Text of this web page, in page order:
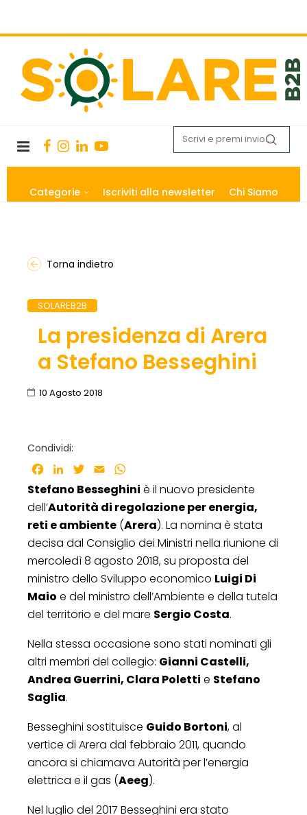
Categorie Iscriviti alla newsletter Chi Siamo
Torna indietro
SOLAREB2B
La presidenza di Arera
a Stefano Besseghini
10 Agosto 2018
Condividi:
Facebook
LinkedInTwitter
Email
Stefano Besseghini è il nuovo presidente
dell’Autorità di regolazione per energia,
reti e ambiente (Arera). La nomina è stata
decisa dal Consiglio dei Ministri nella riunione di
mercoledì 8 agosto 2018, su proposta del
ministro dello Sviluppo economico Luigi Di
Maio e del ministro dell’Ambiente e della tutela
del territorio e del mare Sergio Costa.
Nella stessa occasione sono stati nominati gli
altri membri del collegio: Gianni Castelli,
Andrea Guerrini, Clara Poletti e Stefano
Saglia.
Besseghini sostituisce Guido Bortoni, al
vertice di Arera dal febbraio 2011, quando
ancora si chiamava Autorità per l’energia
elettrica e il gas (Aeeg).
Nel luglio del 2017 Besseghini era stato